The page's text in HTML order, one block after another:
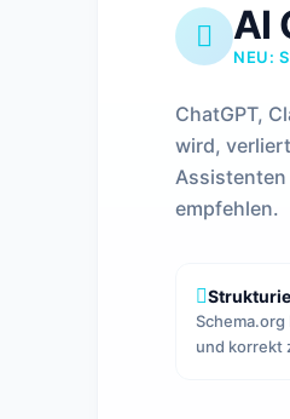
AI
NEU:
ChatGPT,
wird,
empfehlen.
und korrekt